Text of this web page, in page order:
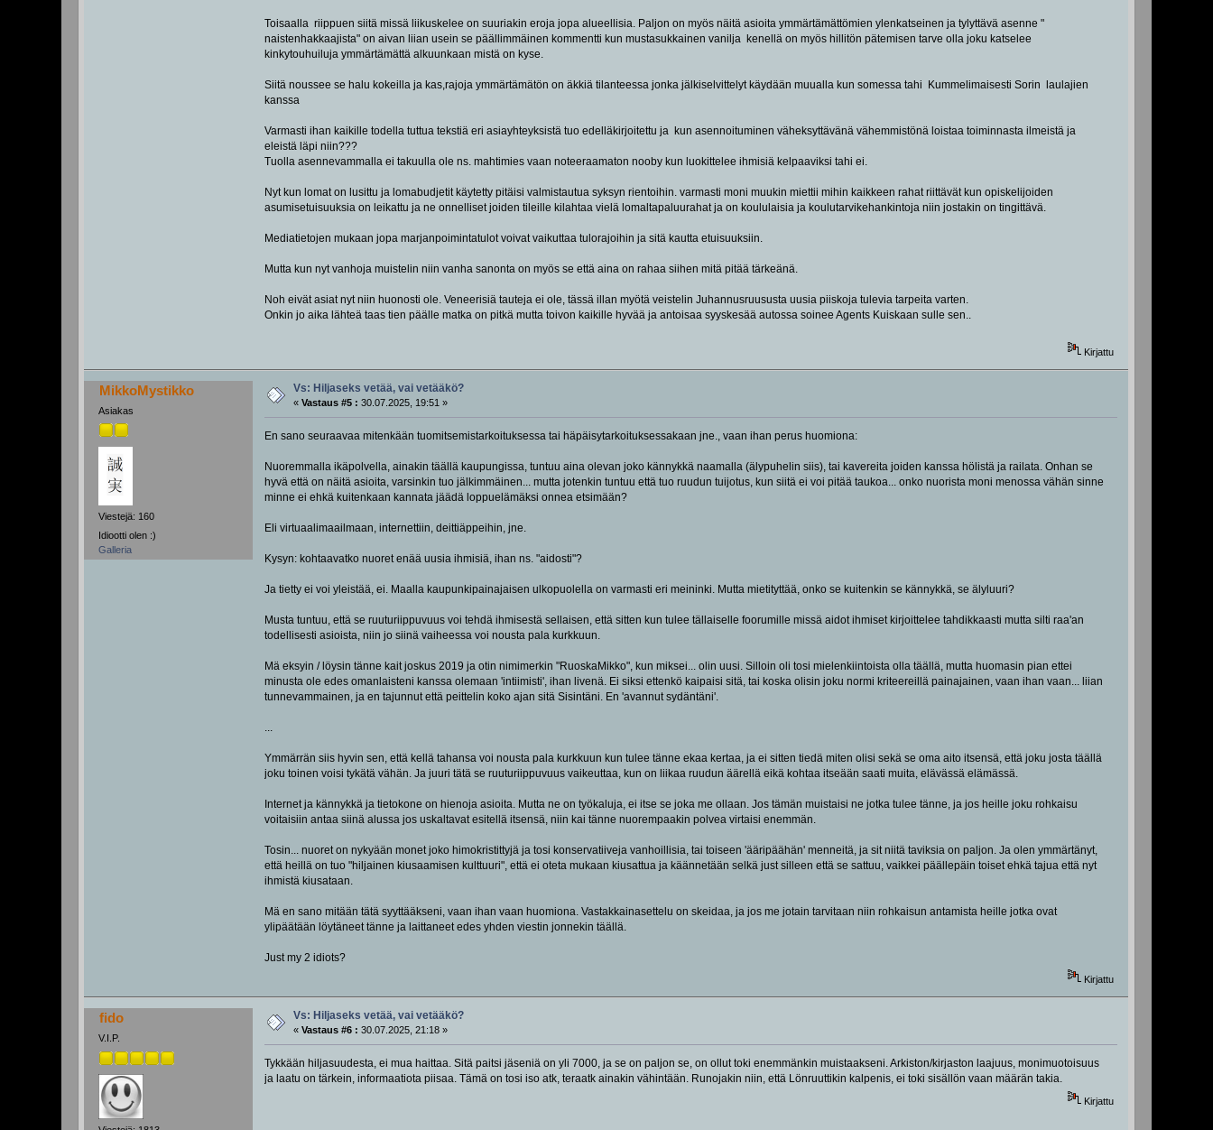
Toisaalla riippuen siitä missä liikuskelee on suuriakin eroja jopa alueellisia. Paljon on myös näitä asioita ymmärtämättömien ylenkatseinen ja tylyttävä asenne "
naistenhakkaajista" on aivan liian usein se päällimmäinen kommentti kun mustasukkainen vanilja kenellä on myös hillitön pätemisen tarve olla joku katselee
kinkytouhuiluja ymmärtämättä alkuunkaan mistä on kyse.
Siitä noussee se halu kokeilla ja kas,rajoja ymmärtämätön on äkkiä tilanteessa jonka jälkiselvittelyt käydään muualla kun somessa tahi Kummelimaisesti Sorin laulajien
kanssa
Varmasti ihan kaikille todella tuttua tekstiä eri asiayhteyksistä tuo edelläkirjoitettu ja kun asennoituminen väheksyttävänä vähemmistönä loistaa toiminnasta ilmeistä ja
eleistä läpi niin???
Tuolla asennevammalla ei takuulla ole ns. mahtimies vaan noteeraamaton nooby kun luokittelee ihmisiä kelpaaviksi tahi ei.
Nyt kun lomat on lusittu ja lomabudjetit käytetty pitäisi valmistautua syksyn rientoihin. varmasti moni muukin miettii mihin kaikkeen rahat riittävät kun opiskelijoiden
asumisetuisuuksia on leikattu ja ne onnelliset joiden tileille kilahtaa vielä lomaltapaluurahat ja on koululaisia ja koulutarvikehankintoja niin jostakin on tingittävä.
Mediatietojen mukaan jopa marjanpoimintatulot voivat vaikuttaa tulorajoihin ja sitä kautta etuisuuksiin.
Mutta kun nyt vanhoja muistelin niin vanha sanonta on myös se että aina on rahaa siihen mitä pitää tärkeänä.
Noh eivät asiat nyt niin huonosti ole. Veneerisiä tauteja ei ole, tässä illan myötä veistelin Juhannusruususta uusia piiskoja tulevia tarpeita varten.
Onkin jo aika lähteä taas tien päälle matka on pitkä mutta toivon kaikille hyvää ja antoisaa syyskesää autossa soinee Agents Kuiskaan sulle sen..
Kirjattu
MikkoMystikko
Asiakas
Viestejä: 160
Idiootti olen :)
Galleria
Vs: Hiljaseks vetää, vai vetääkö?
«Vastaus #5 : 30.07.2025, 19:51 »
En sano seuraavaa mitenkään tuomitsemistarkoituksessa tai häpäisytarkoituksessakaan jne., vaan ihan perus huomiona:
Nuoremmalla ikäpolvella, ainakin täällä kaupungissa, tuntuu aina olevan joko kännykkä naamalla (älypuhelin siis), tai kavereita joiden kanssa hölistä ja railata. Onhan se
hyvä että on näitä asioita, varsinkin tuo jälkimmäinen... mutta jotenkin tuntuu että tuo ruudun tuijotus, kun siitä ei voi pitää taukoa... onko nuorista moni menossa vähän sinne
minne ei ehkä kuitenkaan kannata jäädä loppuelämäksi onnea etsimään?
Eli virtuaalimaailmaan, internettiin, deittiäppeihin, jne.
Kysyn: kohtaavatko nuoret enää uusia ihmisiä, ihan ns. "aidosti"?
Ja tietty ei voi yleistää, ei. Maalla kaupunkipainajaisen ulkopuolella on varmasti eri meininki. Mutta mietityttää, onko se kuitenkin se kännykkä, se älyluuri?
Musta tuntuu, että se ruuturiippuvuus voi tehdä ihmisestä sellaisen, että sitten kun tulee tällaiselle foorumille missä aidot ihmiset kirjoittelee tahdikkaasti mutta silti raa'an
todellisesti asioista, niin jo siinä vaiheessa voi nousta pala kurkkuun.
Mä eksyin / löysin tänne kait joskus 2019 ja otin nimimerkin "RuoskaMikko", kun miksei... olin uusi. Silloin oli tosi mielenkiintoista olla täällä, mutta huomasin pian ettei
minusta ole edes omanlaisteni kanssa olemaan 'intiimisti', ihan livenä. Ei siksi ettenkö kaipaisi sitä, tai koska olisin joku normi kriteereillä painajainen, vaan ihan vaan... liian
tunnevammainen, ja en tajunnut että peittelin koko ajan sitä Sisintäni. En 'avannut sydäntäni'.
...
Ymmärrän siis hyvin sen, että kellä tahansa voi nousta pala kurkkuun kun tulee tänne ekaa kertaa, ja ei sitten tiedä miten olisi sekä se oma aito itsensä, että joku josta täällä
joku toinen voisi tykätä vähän. Ja juuri tätä se ruuturiippuvuus vaikeuttaa, kun on liikaa ruudun äärellä eikä kohtaa itseään saati muita, elävässä elämässä.
Internet ja kännykkä ja tietokone on hienoja asioita. Mutta ne on työkaluja, ei itse se joka me ollaan. Jos tämän muistaisi ne jotka tulee tänne, ja jos heille joku rohkaisu
voitaisiin antaa siinä alussa jos uskaltavat esitellä itsensä, niin kai tänne nuorempaakin polvea virtaisi enemmän.
Tosin... nuoret on nykyään monet joko himokristittyjä ja tosi konservatiiveja vanhoillisia, tai toiseen 'ääripäähän' menneitä, ja sit niitä taviksia on paljon. Ja olen ymmärtänyt,
että heillä on tuo "hiljainen kiusaamisen kulttuuri", että ei oteta mukaan kiusattua ja käännetään selkä just silleen että se sattuu, vaikkei päällepäin toiset ehkä tajua että nyt
ihmistä kiusataan.
Mä en sano mitään tätä syyttääkseni, vaan ihan vaan huomiona. Vastakkainasettelu on skeidaa, ja jos me jotain tarvitaan niin rohkaisun antamista heille jotka ovat
ylipäätään löytäneet tänne ja laittaneet edes yhden viestin jonnekin täällä.
Just my 2 idiots?
Kirjattu
fido
V.I.P.
Vs: Hiljaseks vetää, vai vetääkö?
«Vastaus #6 : 30.07.2025, 21:18 »
Tykkään hiljasuudesta, ei mua haittaa. Sitä paitsi jäseniä on yli 7000, ja se on paljon se, on ollut toki enemmänkin muistaakseni. Arkiston/kirjaston laajuus, monimuotoisuus
ja laatu on tärkein, informaatiota piisaa. Tämä on tosi iso atk, teraatk ainakin vähintään. Runojakin niin, että Lönruuttikin kalpenis, ei toki sisällön vaan määrän takia.
Kirjattu